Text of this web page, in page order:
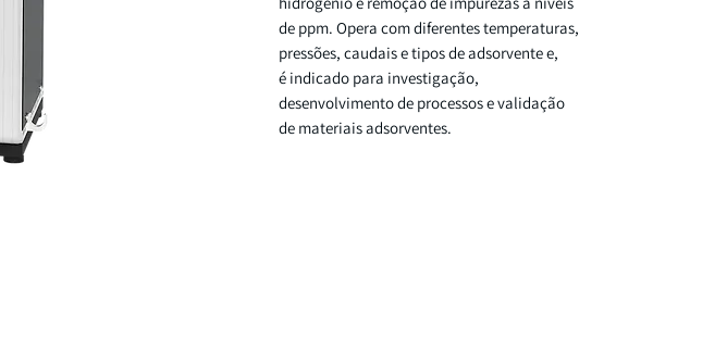
de ppm. Opera com diferentes temperaturas,
pressões, caudais e tipos de adsorvente e,
é indicado para investigação,
desenvolvimento de processos e validação
de materiais adsorventes.